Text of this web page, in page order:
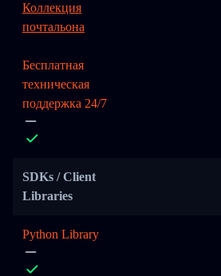
Коллекция
почтальона
Бесплатная
техническая
поддержка 24/7
SDKs / Client
Libraries
Python Library